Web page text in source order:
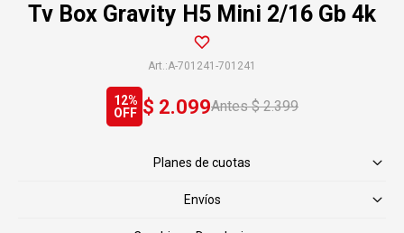
Tv Box Gravity H5 Mini 2/16 Gb 4k
A-701241-701241
$ 2.099 $ 2.399
12
Planes de cuotas
Envíos